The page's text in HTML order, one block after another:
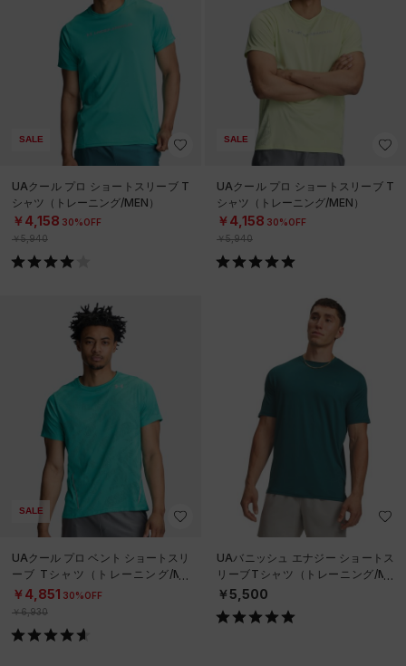
SALE
UAクール プロ ショートスリーブ T
シャツ（トレーニング/MEN）
￥4,158 30%OFF
￥5,940
SALE
UAクール プロ ショートスリーブ T
シャツ（トレーニング/MEN）
￥4,158 30%OFF
￥5,940
SALE
UAクール プロ ベント ショートスリ
ーブ Tシャツ（トレーニング/ME
N）
￥4,851 30%OFF
￥6,930
UAバニッシュ エナジー ショートス
リーブTシャツ（トレーニング/ME
N）
￥5,500